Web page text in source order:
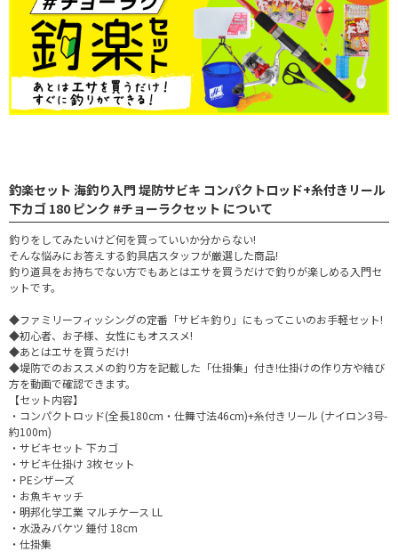
釣楽セット 海釣り入門 堤防サビキ コンパクトロッド+糸付きリール
下カゴ 180 ピンク #チョーラクセット について
釣りをしてみたいけど何を買っていいか分からない!
そんな悩みにお答えする釣具店スタッフが厳選した商品!
釣り道具をお持ちでない方でもあとはエサを買うだけで釣りが楽しめる入門セ
ットです。
◆ファミリーフィッシングの定番「サビキ釣り」にもってこいのお手軽セット!
◆初心者、お子様、女性にもオススメ!
◆あとはエサを買うだけ!
◆堤防でのおススメの釣り方を記載した「仕掛集」付き!仕掛けの作り方や結び
方を動画で確認できます。
【セット内容】
・コンパクトロッド(全長180cm・仕舞寸法46cm)+糸付きリール (ナイロン3号-
約100m)
・サビキセット 下カゴ
・サビキ仕掛け 3枚セット
・PEシザーズ
・お魚キャッチ
・明邦化学工業 マルチケース LL
・水汲みバケツ 錘付 18cm
・仕掛集